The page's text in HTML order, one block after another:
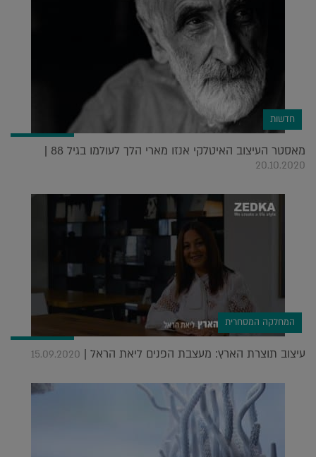
חדשות
מאסטר העיצוב האיטלקי אנזו מארי הלך לעולמו בגיל 88 |
20.10.2020
המחלקה המסחרית
עיצוב תוצרת הארץ: מעצבת הפנים ליאת הראל | 15.09.2020